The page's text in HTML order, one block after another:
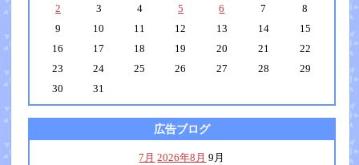
2
3 4 5 6 7
8
9
10 11 12 13 14
15
16
17 18 19 20 21
22
23
24 25 26 27 28
29
30
31
広告ブログ
7月 2026年8月 9月